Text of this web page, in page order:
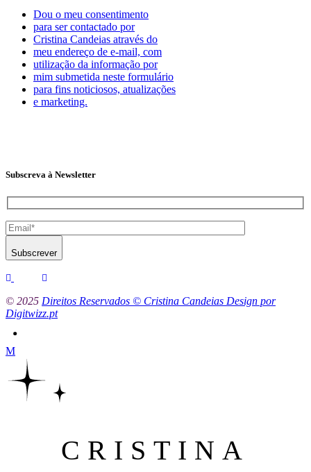
Dou o meu consentimento
para ser contactado por
Cristina Candeias através do
meu endereço de e-mail, com
utilização da informação por
mim submetida neste formulário
para fins noticiosos, atualizações
e marketing.
Subscreva à Newsletter
Subscrever
© 2025 Direitos Reservados © Cristina Candeias Design por
Digitwizz.pt
CRISTINA